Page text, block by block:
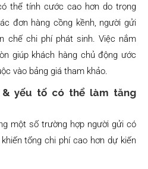
thể tính cước cao hơn do trọng
đơn hàng cồng kềnh, người gửi
chế chi phí phát sinh. Việc nắm
giúp khách hàng chủ động ước
vào bảng giá tham khảo.
yếu tố có thể làm tăng
một số trường hợp người gửi có
tổng chi phí cao hơn dự kiến